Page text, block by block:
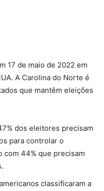
17 de maio de 2022 em
A Carolina do Norte é
que mantêm eleições
dos eleitores precisam
para controlar o
com 44% que precisam
classificaram a